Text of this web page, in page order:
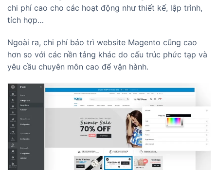
chi phí cao cho các hoạt động như thiết kế, lập trình,
tích hợp…
Ngoài ra, chi phí bảo trì website Magento cũng cao
hơn so với các nền tảng khác do cấu trúc phức tạp và
yêu cầu chuyên môn cao để vận hành.